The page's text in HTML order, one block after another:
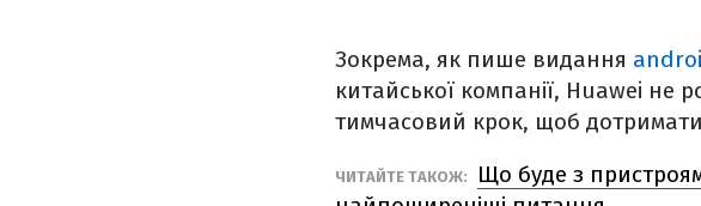
Зокрема, як пише видання
китайської компанії, Huawei не
тимчасовий крок, щоб
ЧИТАЙТЕ ТАКОЖ:
Що буде з